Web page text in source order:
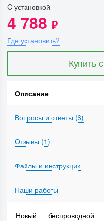
C установкой
4 788 ₽
Где установить?
Купить
Описание
Вопросы и ответы (6)
Отзывы (1)
Файлы и инструкции
Наши работы
Новый беспроводной